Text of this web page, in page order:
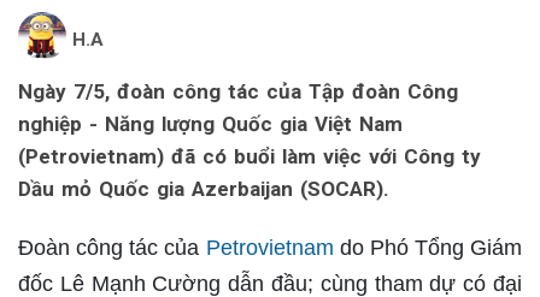
H.A
Ngày 7/5, đoàn công tác của Tập đoàn Công
nghiệp - Năng lượng Quốc gia Việt Nam
(Petrovietnam) đã có buổi làm việc với Công ty
Dầu mỏ Quốc gia Azerbaijan (SOCAR).
Đoàn công tác của Petrovietnam do Phó Tổng Giám
đốc Lê Mạnh Cường dẫn đầu; cùng tham dự có đại